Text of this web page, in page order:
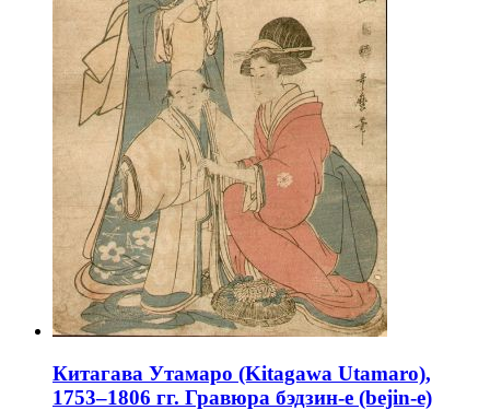
Китагава Утамаро (Kitagawa Utamaro),
1753–1806 гг. Гравюра бэдзин-е (bejin-e)